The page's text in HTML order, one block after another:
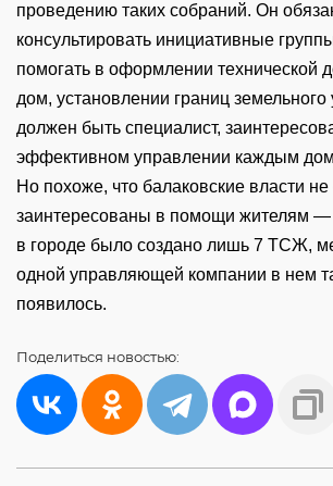
проведению таких собраний. Он
консультировать инициативные
помогать в оформлении технической
дом, установлении границ земельного
должен быть специалист,
эффективном управлении каждым
Но похоже, что балаковские власти
заинтересованы в помощи жителям —
в городе было создано лишь 7 ТСЖ,
одной управляющей компании в нем
появилось.
Поделиться новостью: